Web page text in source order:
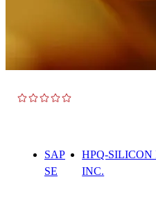
SAP
SE
HPQ-SILICON
INC.